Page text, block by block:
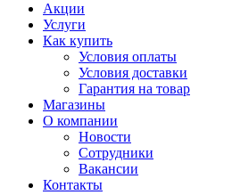
Акции
Услуги
Как купить
Условия оплаты
Условия доставки
Гарантия на товар
Магазины
О компании
Новости
Сотрудники
Вакансии
Контакты